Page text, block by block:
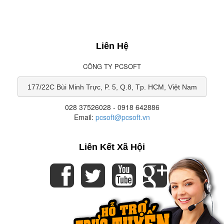
Liên Hệ
CÔNG TY PCSOFT
177/22C Bùi Minh Trực, P. 5, Q.8, Tp. HCM, Việt Nam
028 37526028 - 0918 642886
Email: pcsoft@pcsoft.vn
Liên Kết Xã Hội